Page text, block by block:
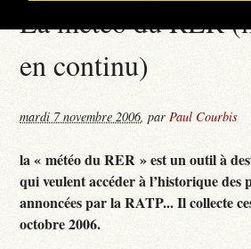
La météo du RER
en continu)
mardi 7 novembre 2006,parPaul Courbis
la « météo du RER » est un outil à
qui veulent accéder à l’historique des
annoncées par la RATP... Il collecte
octobre 2006.